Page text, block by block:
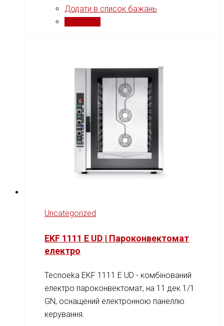
Додати в список бажань
Uncategorized
EKF 1111 E UD | Пароконвектомат
електро
Tecnoeka EKF 1111 E UD - комбінований
електро пароконвектомат, на 11 дек 1/1
GN, оснащений електронною панеллю
керування.